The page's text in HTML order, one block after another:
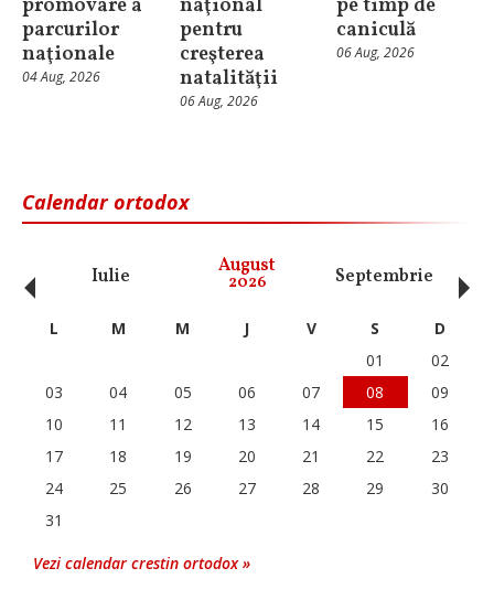
promovare a
parcurilor
naţionale
04 Aug, 2026
naţional
pentru
creşterea
natalităţii
06 Aug, 2026
pe timp de
caniculă
06 Aug, 2026
Calendar ortodox
Iulie August
2026 Septembrie
‹ L M M J V S
D
01
02
03
04 05 06 07 08
09
10
11 12 13 14 15
16
17
18 19 20 21 22
23
24
25 26 27 28 29
30
31
Vezi calendar crestin ortodox »